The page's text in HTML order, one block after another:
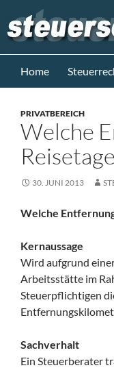
Inhalt
springen
Steuerblog
Home
PRIVATBEREICH
Welche
30. JUNI 2013
Welche
Kernaussage
Wird aufgrund
Arbeitsstätte im
Steuerpflichtigen
Sachverhalt
Ein Steuerberater
Steuerberater
M. Schröder
Berlin